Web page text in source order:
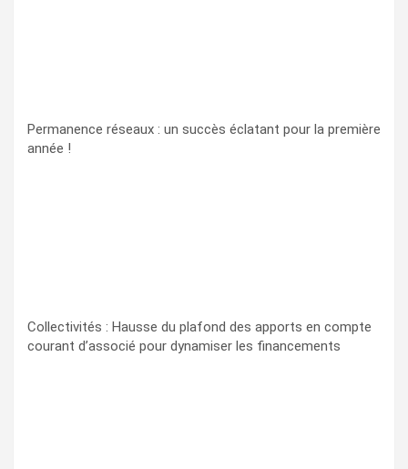
Permanence réseaux : un succès éclatant pour la première
année !
Collectivités : Hausse du plafond des apports en compte
courant d’associé pour dynamiser les financements